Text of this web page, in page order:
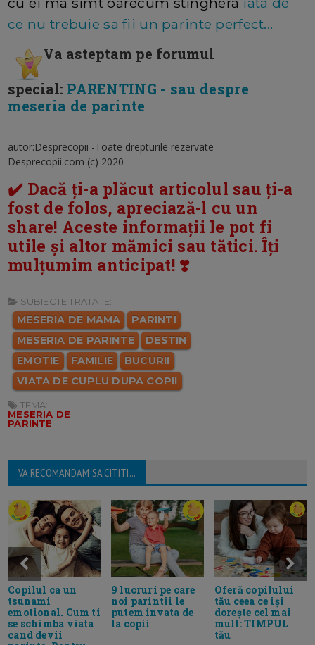
ce nu trebuie sa fii un parinte perfect...
Va asteptam pe forumul
special: PARENTING - sau despre
meseria de parinte
autor:Desprecopii -Toate drepturile rezervate
Desprecopii.com (c) 2020
✔️ Dacă ți-a plăcut articolul sau ți-a
fost de folos, apreciază-l cu un
share! Aceste informații le pot fi
utile și altor mămici sau tătici. Îți
mulțumim anticipat! ❣️
SUBIECTE TRATATE:
MESERIA DE MAMA
PARINTI
MESERIA DE PARINTE
DESTIN
EMOTIE
FAMILIE
BUCURII
VIATA DE CUPLU DUPA COPII
TEMA:
MESERIA DE
PARINTE
VA RECOMANDAM SA CITITI...
Copilul ca un
tsunami
emotional. Cum ti
se schimba viata
cand devii
9 lucruri pe care
noi parintii le
putem invata de
la copii
Oferă copilului
tău ceea ce iși
dorește cel mai
mult: TIMPUL
tău